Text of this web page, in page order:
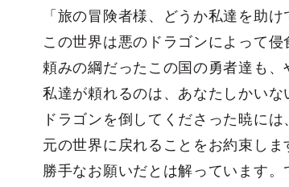
「旅の冒険者様、どうか私達を助け
この世界は悪のドラゴンによって侵
頼みの綱だったこの国の勇者達も、
私達が頼れるのは、あなたしかいな
ドラゴンを倒してくださった暁に
元の世界に戻れることをお約束しま
勝手なお願いだとは解っています。